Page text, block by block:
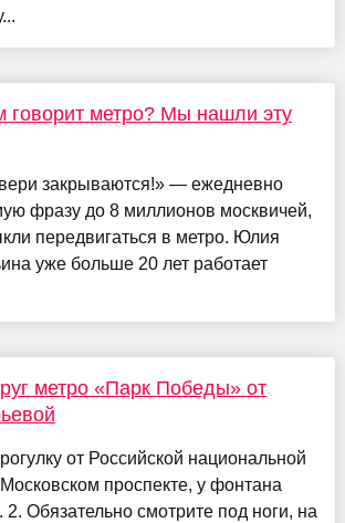
говорит метро? Мы нашли эту
закрываются!» — ежедневно
фразу до 8 миллионов москвичей,
передвигаться в метро. Юлия
уже больше 20 лет работает
метро «Парк Победы» от
от Российской национальной
проспекте, у фонтана
Обязательно смотрите под ноги, на